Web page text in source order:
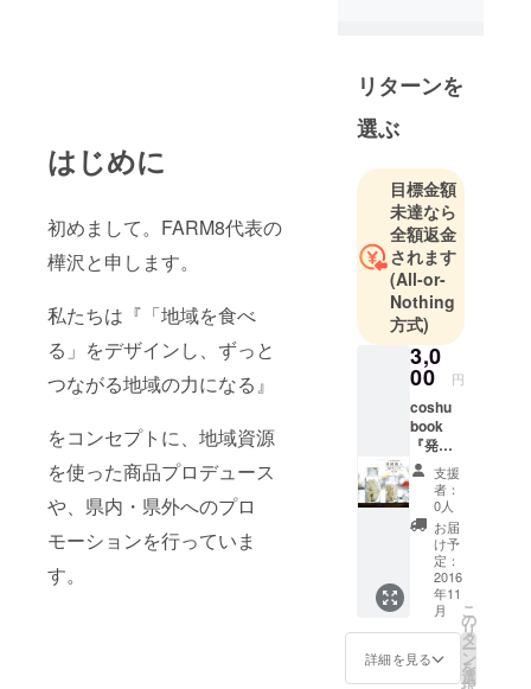
はじめに
初めまして。FARM8代表の
樺沢と申します。
私たちは『「地域を食べ
る」をデザインし、ずっと
つながる地域の力になる』
をコンセプトに、地域資源
を使った商品プロデュース
や、県内・県外へのプロ
モーションを行っていま
す。
て、次世代
に確かな大
地を残して
いこうと活
動していま
す。
新潟といえ
ば、雪の
国・米の
国・酒の
国。海山川
に囲まれて
四季と大地
の恵みを
しっかりと
感じられる
地域です。
明治時代に
は日本で一
番人口が多
かったこと
が示すほど
リターンを
選ぶ
目標金額
未達なら
全額返金
されます
(All-or-
Nothing
方式)
3,0
00 円
coshu
book
『発酵
美人
酒かす
レシ
ピ』 中
島有香
支援
者：
0人
お届
け予
定：
2016
年11
月
詳細を見る
こ
の
リ
タ
ー
ン
を
選